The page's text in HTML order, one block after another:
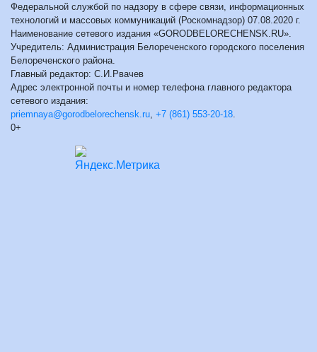
Федеральной службой по надзору в сфере связи, информационных
технологий и массовых коммуникаций (Роскомнадзор) 07.08.2020 г.
Наименование сетевого издания «GORODBELORECHENSK.RU».
Учредитель: Администрация Белореченского городского поселения
Белореченского района.
Главный редактор: С.И.Рвачев
Адрес электронной почты и номер телефона главного редактора
сетевого издания:
priemnaya@gorodbelorechensk.ru +7 (861) 553-20-18
0+